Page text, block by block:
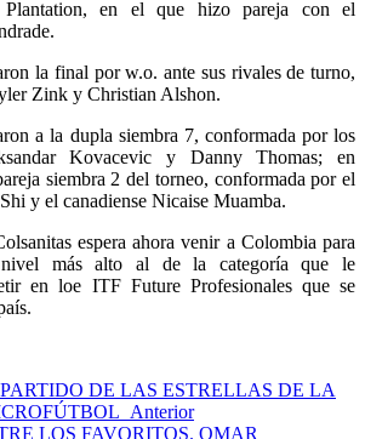
en el que hizo pareja con el
la final por w.o. ante sus rivales de turno,
Zink y Christian Alshon.
a la dupla siembra 7, conformada por los
Kovacevic y Danny Thomas; en
siembra 2 del torneo, conformada por el
y el canadiense Nicaise Muamba.
espera ahora venir a Colombia para
más alto al de la categoría que le
en loe ITF Future Profesionales que se
DE LAS ESTRELLAS DE LA
Anterior
LOS FAVORITOS. OMAR